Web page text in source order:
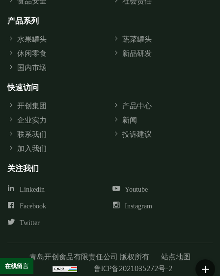
在线留言
产品系列
水果罐头
蔬菜罐头
休闲零食
新品研发
国内市场
快速访问
开创集团
产品中心
企业实力
新闻
联系我们
投诉建议
加入我们
关注我们
Linkedin Youtube
Facebook Instagram
Twitter
青岛开创食品有限责任公司 版权所有
站点地图
鲁ICP备2021035272号-2